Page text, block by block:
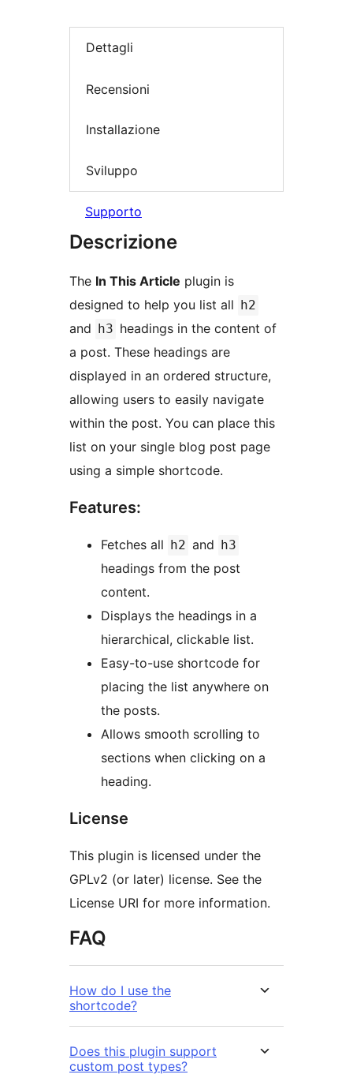
Dettagli
Recensioni
Installazione
Sviluppo
Supporto
Descrizione
The In This Article plugin is
designed to help you list all
h2
and h3 headings in the content of
a post. These headings are
displayed in an ordered structure,
allowing users to easily navigate
within the post. You can place this
list on your single blog post page
using a simple shortcode.
Features:
Fetches all h2 and h3
headings from the post
content.
Displays the headings in a
hierarchical, clickable list.
Easy-to-use shortcode for
placing the list anywhere on
the posts.
Allows smooth scrolling to
sections when clicking on a
heading.
License
This plugin is licensed under the
GPLv2 (or later) license. See the
License URI for more information.
FAQ
How do I use the
shortcode?
Does this plugin support
custom post types?